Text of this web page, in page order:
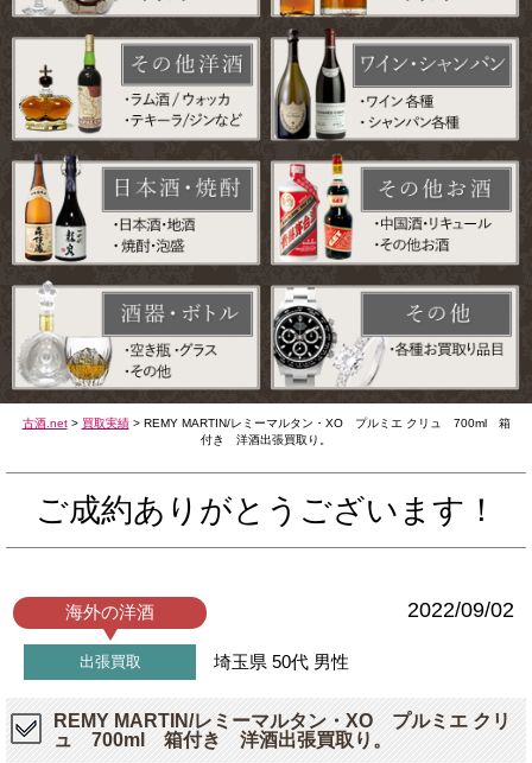
古酒.net> 買取実績> REMY MARTIN/レミーマルタン・XO プルミエ クリュ 700ml 箱
付き 洋酒出張買取り。
ご成約ありがとうございます！
海外の洋酒 2022/09/02
出張買取 埼玉県 50代 男性
REMY MARTIN/レミーマルタン・XO プルミエ クリ
ュ 700ml 箱付き 洋酒出張買取り。